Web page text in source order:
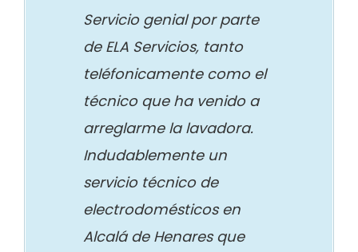
Servicio genial por parte
de ELA Servicios, tanto
teléfonicamente como el
técnico que ha venido a
arreglarme la lavadora.
Indudablemente un
servicio técnico de
electrodomésticos en
Alcalá de Henares que